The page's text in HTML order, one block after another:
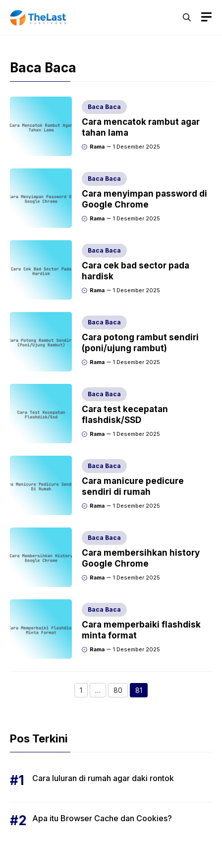
Baca Baca
Baca Baca
Cara mencatok rambut agar
tahan lama
Rama 1 Desember 2025
Baca Baca
Cara menyimpan password di
Google Chrome
Rama 1 Desember 2025
Baca Baca
Cara cek bad sector pada
hardisk
Rama 1 Desember 2025
Baca Baca
Cara potong rambut sendiri
(poni/ujung rambut)
Rama 1 Desember 2025
Baca Baca
Cara test kecepatan
flashdisk/SSD
Rama 1 Desember 2025
Baca Baca
Cara manicure pedicure
sendiri di rumah
Rama 1 Desember 2025
Baca Baca
Cara membersihkan history
Google Chrome
Rama 1 Desember 2025
Baca Baca
Cara memperbaiki flashdisk
minta format
Rama 1 Desember 2025
Halaman
1 … Halaman
80 Halaman
81
Pos Terkini
Cara luluran di rumah agar daki rontok
Apa itu Browser Cache dan Cookies?